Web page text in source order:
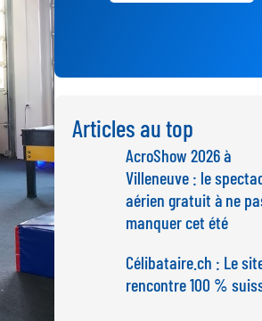
Articles au top
AcroShow 2026 à
Villeneuve : le
aérien gratuit à ne
manquer cet été
Célibataire.ch : Le
rencontre 100 %